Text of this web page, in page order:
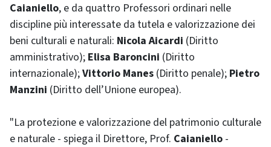
Caianiello, e da quattro Professori ordinari nelle
discipline più interessate da tutela e valorizzazione dei
beni culturali e naturali: Nicola Aicardi (Diritto
amministrativo); Elisa Baroncini (Diritto
internazionale);Vittorio Manes (Diritto penale); Pietro
Manzini (Diritto dell’Unione europea).
"La protezione e valorizzazione del patrimonio culturale
e naturale - spiega il Direttore, Prof. Caianiello -